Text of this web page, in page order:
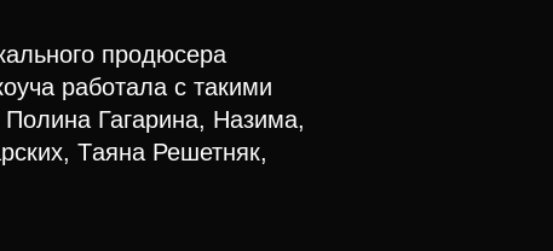
продюсера
работала с такими
Полина Гагарина, Назима,
Tаяна Решетняк,